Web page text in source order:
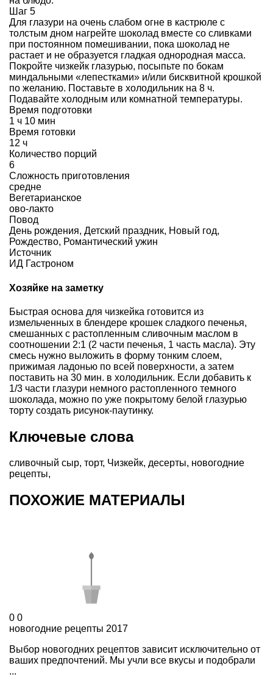
Шаг 5
Для глазури на очень слабом огне в кастрюле с
толстым дном нагрейте шоколад вместе со сливками
при постоянном помешивании, пока шоколад не
растает и не образуется гладкая однородная масса.
Покройте чизкейк глазурью, посыпьте по бокам
миндальными «лепестками» и/или бисквитной крошкой
по желанию. Поставьте в холодильник на 8 ч.
Подавайте холодным или комнатной температуры.
Время подготовки
1 ч 10 мин
Время готовки
12 ч
Количество порций
6
Сложность приготовления
средне
Вегетарианское
ово-лакто
Повод
День рождения, Детский праздник, Новый год,
Рождество, Романтический ужин
Источник
ИД Гастроном
Хозяйке на заметку
Быстрая основа для чизкейка готовится из
измельченных в блендере крошек сладкого печенья,
смешанных с растопленным сливочным маслом в
соотношении 2:1 (2 части печенья, 1 часть масла). Эту
смесь нужно выложить в форму тонким слоем,
прижимая ладонью по всей поверхности, а затем
поставить на 30 мин. в холодильник. Если добавить к
1/3 части глазури немного растопленного темного
шоколада, можно по уже покрытому белой глазурью
торту создать рисунок-паутинку.
Ключевые слова
сливочный сыр, торт, Чизкейк, десерты, новогодние
рецепты,
ПОХОЖИЕ МАТЕРИАЛЫ
0 0
новогодние рецепты 2017
Выбор новогодних рецептов зависит исключительно от
ваших предпочтений. Мы учли все вкусы и подобрали
...